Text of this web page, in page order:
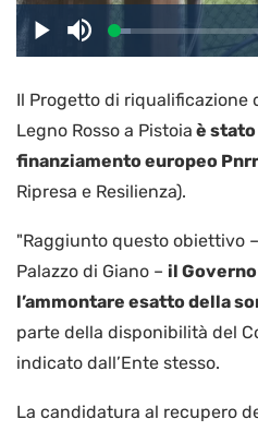
PlayDisattiva
l’audio
Caricato:
8.05%
Il Progetto di riqualificazione
Legno Rosso a Pistoia è stato
finanziamento europeo Pnrr
Ripresa e Resilienza).
"Raggiunto questo obiettivo
Palazzo di Giano – il
l’ammontare esatto della
parte della disponibilità del
indicato dall’Ente stesso.
La candidatura al recupero